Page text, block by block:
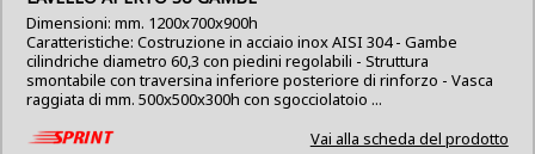
Dimensioni: mm. 1200x700x900h
Caratteristiche: Costruzione in acciaio inox AISI 304 - Gambe
cilindriche diametro 60,3 con piedini regolabili - Struttura
smontabile con traversina inferiore posteriore di rinforzo - Vasca
raggiata di mm. 500x500x300h con sgocciolatoio ...
Vai alla scheda del prodotto